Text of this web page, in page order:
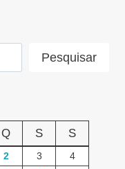
Pesquisar
Q S S
2 3
4